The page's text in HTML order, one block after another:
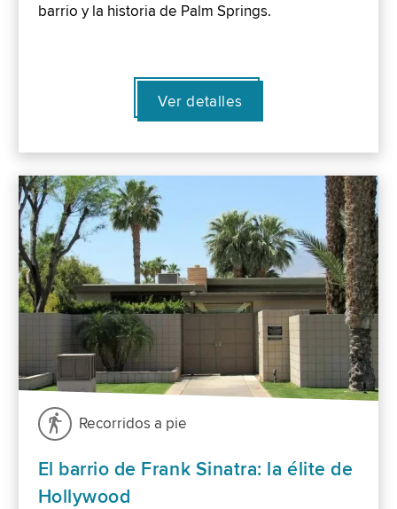
barrio y la historia de Palm Springs.
Ver detalles
Recorridos a pie
El barrio de Frank Sinatra: la élite de
Hollywood